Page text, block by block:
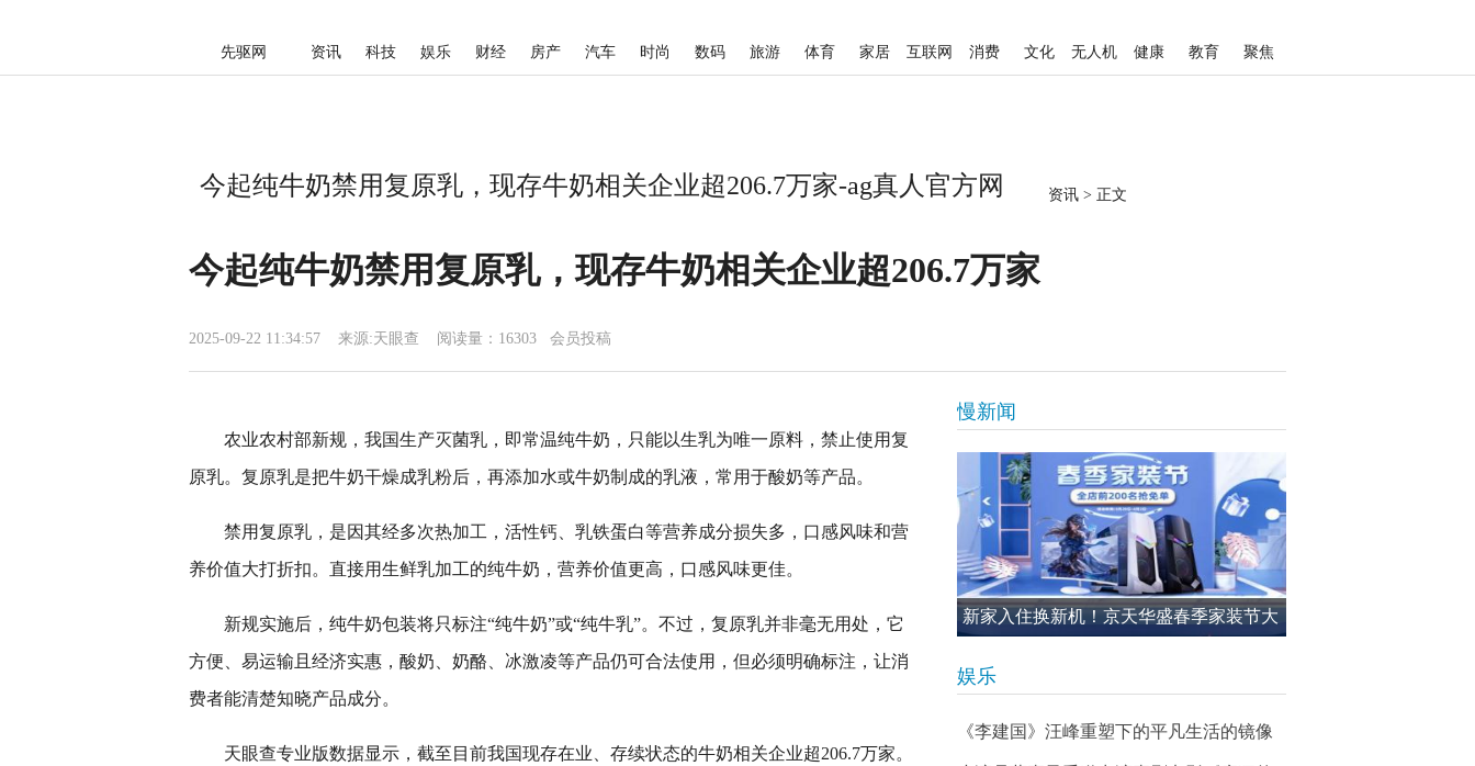
先驱网 资讯 科技 娱乐 财经 房产 汽车 时尚 数码 旅游 体育 家居 互联网 消费 文化 无人机 健康 教育 聚焦
今起纯牛奶禁用复原乳，现存牛奶相关企业超206.7万家-ag真人官方网 资讯 > 正文
今起纯牛奶禁用复原乳，现存牛奶相关企业超206.7万家
2025-09-22 11:34:57 来源:天眼查 阅读量：16303 会员投稿
农业农村部新规，我国生产灭菌乳，即常温纯牛奶，只能以生乳为唯一原料，禁止使用复
原乳。复原乳是把牛奶干燥成乳粉后，再添加水或牛奶制成的乳液，常用于酸奶等产品。
禁用复原乳，是因其经多次热加工，活性钙、乳铁蛋白等营养成分损失多，口感风味和营
养价值大打折扣。直接用生鲜乳加工的纯牛奶，营养价值更高，口感风味更佳。
新规实施后，纯牛奶包装将只标注“纯牛奶”或“纯牛乳”。不过，复原乳并非毫无用处，它
方便、易运输且经济实惠，酸奶、奶酪、冰激凌等产品仍可合法使用，但必须明确标注，让消
费者能清楚知晓产品成分。
天眼查专业版数据显示，截至目前我国现存在业、存续状态的牛奶相关企业超206.7万家。
慢新闻
新家入住换新机！京天华盛春季家装节大
娱乐
《李建国》汪峰重塑下的平凡生活的镜像